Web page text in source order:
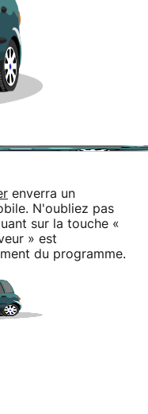
enverra un
N'oubliez pas
sur la touche «
» est
du programme.